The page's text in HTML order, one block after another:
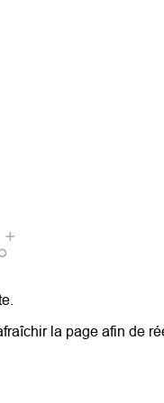
la page afin de